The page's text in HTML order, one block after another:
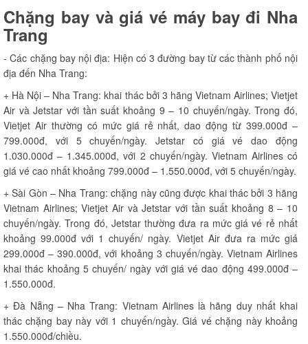
Chặng bay và giá vé máy bay đi Nha
Trang
- Các chặng bay nội địa: Hiện có 3 đường bay từ các thành phố nội
địa đến Nha Trang:
+ Hà Nội – Nha Trang: khai thác bởi 3 hãng Vietnam Airlines; Vietjet
Air và Jetstar với tần suất khoảng 9 – 10 chuyến/ngày. Trong đó,
Vietjet Air thường có mức giá rẻ nhất, dao động từ 399.000đ –
799.000đ, với 5 chuyến/ngày. Jetstar có giá vé dao động
1.030.000đ – 1.345.000đ, với 2 chuyến/ngày. Vietnam Airlines có
giá vé cao nhất khoảng 799.000đ – 1.550.000đ, với 5 chuyến/ngày.
+ Sài Gòn – Nha Trang: chặng này cũng được khai thác bởi 3 hãng
Vietnam Airlines; Vietjet Air và Jetstar với tần suất khoảng 8 – 10
chuyến/ngày. Trong đó, Jetstar thường đưa ra mức giá vé rẻ nhất
khoảng 99.000đ với 1 chuyến/ ngày. Vietjet Air đưa ra mức giá
299.000đ – 390.000đ, với khoảng 3 chuyến/ngày. Vietnam Airlines
khai thác khoảng 5 chuyến/ ngày với giá vé dao động 499.000đ –
1.550.000đ.
+ Đà Nẵng – Nha Trang: Vietnam Airlines là hãng duy nhất khai
thác chặng bay này với 1 chuyến/ngày. Giá vé chặng này khoảng
1.550.000đ/chiều.